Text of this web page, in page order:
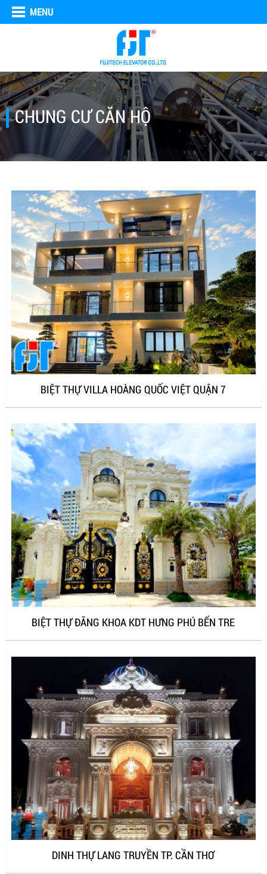
MENU
CHUNG CƯ CĂN HỘ
BIỆT THỰ VILLA HOÀNG QUỐC VIỆT QUẬN 7
BIỆT THỰ ĐĂNG KHOA KDT HƯNG PHÚ BẾN TRE
DINH THỰ LANG TRUYỀN TP. CẦN THƠ